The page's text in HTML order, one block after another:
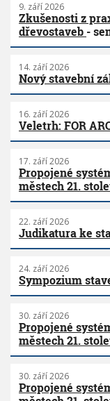
9. září 2026
Zkušenosti z
dřevostaveb -
14. září 2026
Nový stavební
16. září 2026
Veletrh: FOR
17. září 2026
Propojené
městech 21.
22. září 2026
Judikatura ke
24. září 2026
Sympozium
30. září 2026
Propojené
městech 21.
30. září 2026
Propojené